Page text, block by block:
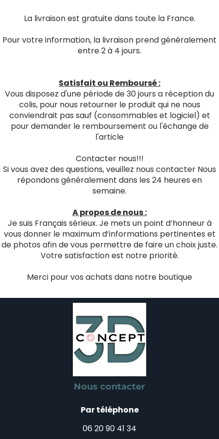
La livraison est gratuite dans toute la France.
Pour votre information, la livraison prend généralement
entre 2 à 4 jours.
Satisfait ou Remboursé :
Vous disposez d'une période de 30 jours a réception du
colis, pour nous retourner le produit qui ne nous
conviendrait pas sauf (consommables et logiciel) et
pour demander le remboursement ou l'échange de
l'article
Contacter nous!!!
Si vous avez des questions, veuillez nous contacter Nous
répondons généralement dans les 24 heures en
semaine.
A propos de nous :
Je suis Français sérieux. Je mets un point d’honneur à
vous donner le maximum d’informations pertinentes et
de photos afin de vous permettre de faire un choix juste.
Votre satisfaction est notre priorité.
Merci pour vos achats dans notre boutique
Nous contacter
Par téléphone
06 20 90 41 34